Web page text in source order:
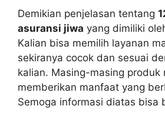
Demikian penjelasan tentang
asuransi jiwa yang dimiliki
Kalian bisa memilih layanan
sekiranya cocok dan sesuai
kalian. Masing-masing produk
memberikan manfaat yang
Semoga informasi diatas bisa